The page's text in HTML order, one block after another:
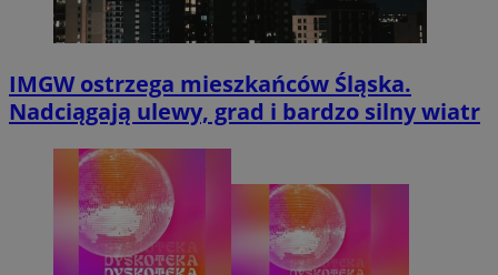
IMGW ostrzega mieszkańców Śląska.
Nadciągają ulewy, grad i bardzo silny wiatr